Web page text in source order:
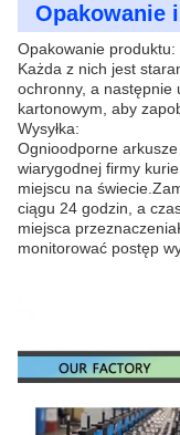
Opakowanie
Opakowanie produktu:
Każda z nich jest
ochronny, a następnie
kartonowym, aby
Wysyłka:
Ognioodporne
wiarygodnej firmy
miejscu na
ciągu 24 godzin, a
miejsca
monitorować postęp